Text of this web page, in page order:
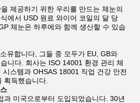
제공하기 위한 우리를 만드는 체눈의
에서 USD 원료 와이어 코일의 달 당
체눈은 하루에와 함께 생산할 수 있습
유합니다, 그들 중 모두가 EU, GB와
니다. 회사는 ISO 14001 환경 관리 체
스템과 OHSAS 18001 직업 건강 안전
획득했습니다.
과 미국으로부터 도입되었습니다. 30년